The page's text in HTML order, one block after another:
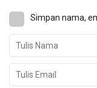
Simpan nama,